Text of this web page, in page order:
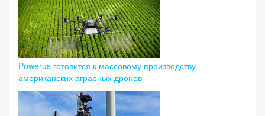
Powerus готовится к массовому производству
американских аграрных дронов